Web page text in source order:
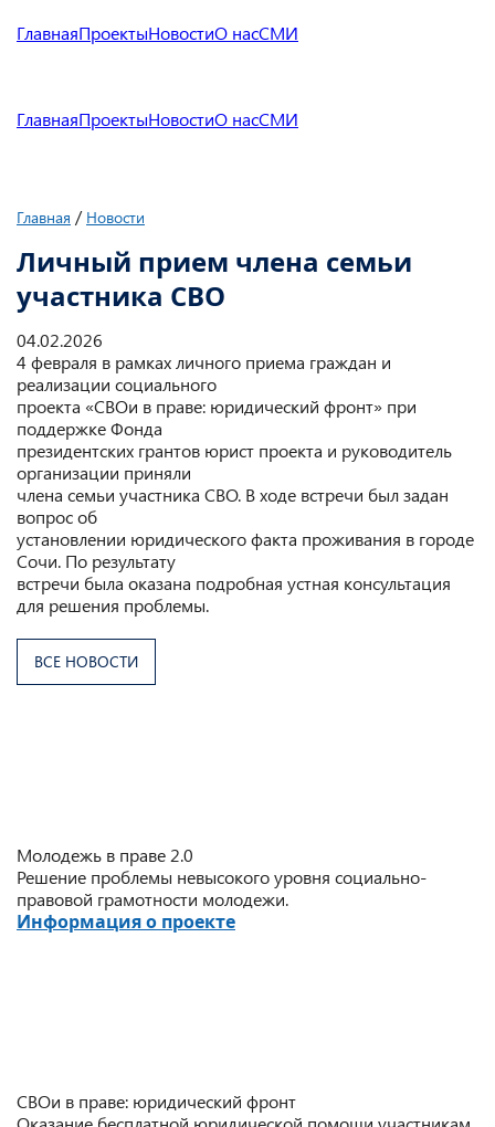
ГлавнаяПроектыНовостиО насСМИ
ГлавнаяПроектыНовостиО насСМИ
Главная / Новости
Личный прием члена семьи
участника СВО
04.02.2026
4 февраля в рамках личного приема граждан и
реализации социального
проекта «СВОи в праве: юридический фронт» при
поддержке Фонда
президентских грантов юрист проекта и руководитель
организации приняли
члена семьи участника СВО. В ходе встречи был задан
вопрос об
установлении юридического факта проживания в городе
Сочи. По результату
встречи была оказана подробная устная консультация
для решения проблемы.
ВСЕ НОВОСТИ
Молодежь в праве 2.0
Решение проблемы невысокого уровня социально-
правовой грамотности молодежи.
Информация о проекте
СВОи в праве: юридический фронт